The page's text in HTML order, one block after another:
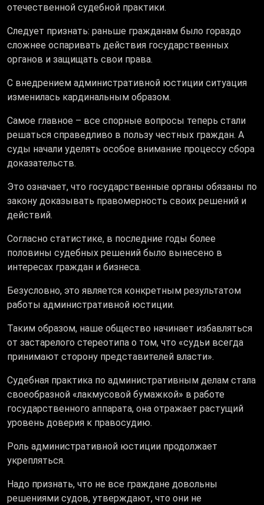
отечественной судебной практики.
Следует признать: раньше гражданам было гораздо
сложнее оспаривать действия государственных
органов и защищать свои права.
С внедрением административной юстиции ситуация
изменилась кардинальным образом.
Самое главное – все спорные вопросы теперь стали
решаться справедливо в пользу честных граждан. А
суды начали уделять особое внимание процессу сбора
доказательств.
Это означает, что государственные органы обязаны по
закону доказывать правомерность своих решений и
действий.
Согласно статистике, в последние годы более
половины судебных решений было вынесено в
интересах граждан и бизнеса.
Безусловно, это является конкретным результатом
работы административной юстиции.
Таким образом, наше общество начинает избавляться
от застарелого стереотипа о том, что «судьи всегда
принимают сторону представителей власти».
Судебная практика по административным делам стала
своеобразной «лакмусовой бумажкой» в работе
государственного аппарата, она отражает растущий
уровень доверия к правосудию.
Роль административной юстиции продолжает
укрепляться.
Надо признать, что не все граждане довольны
решениями судов, утверждают, что они не